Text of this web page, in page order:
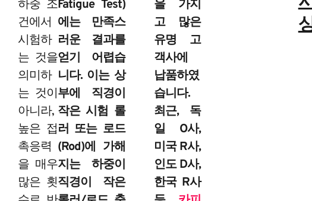
하중 조
건에서
시험하
는 것을
의미하
는 것이
아니라,
높은 접
촉응력
을 매우
많은 횟
Fatigue Test)
에는 만족스
러운 결과를
얻기 어렵습
니다. 이는 상
부에 직경이
작은 시험 롤
러 또는 로드
(Rod)에 가해
지는 하중이
직경이 작은
을 가지
고 많은
유명 고
객사에
납품하였
습니다.
최근, 독
일 O사,
미국 R사,
인도 D사,
한국 R사